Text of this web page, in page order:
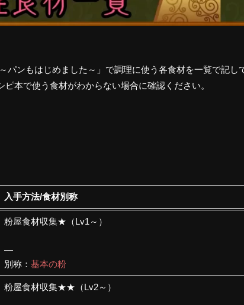
パンもはじめました～」で調理に使う各食材を一覧で記し
本で使う食材がわからない場合に確認ください。
入手方法/食材別称
粉屋食材収集★（Lv1～）
—
別称：基本の粉
粉屋食材収集★★（Lv2～）